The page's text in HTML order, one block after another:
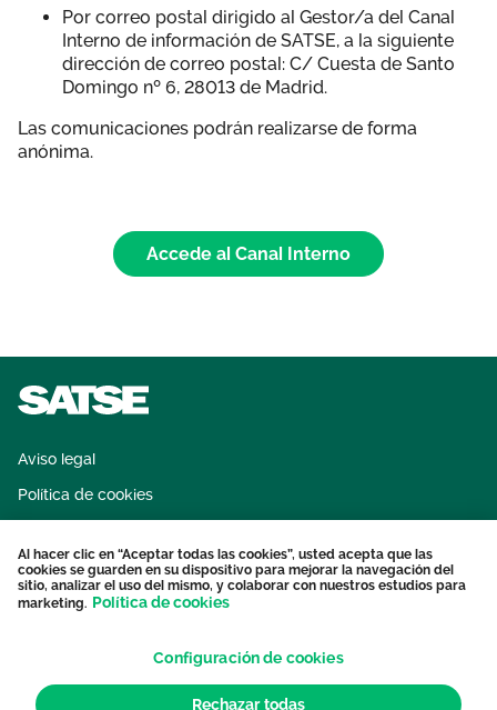
Por correo postal dirigido al Gestor/a del Canal
Interno de información de SATSE, a la siguiente
dirección de correo postal: C/ Cuesta de Santo
Domingo nº 6, 28013 de Madrid.
Las comunicaciones podrán realizarse de forma
anónima.
Accede al Canal Interno
Aviso legal
Política de cookies
Protección datos personales
Contacto
Al hacer clic en “Aceptar todas las cookies”, usted acepta que las
cookies se guarden en su dispositivo para mejorar la navegación del
sitio, analizar el uso del mismo, y colaborar con nuestros estudios para
marketing. Política de cookies
Configuración de cookies
Rechazar todas